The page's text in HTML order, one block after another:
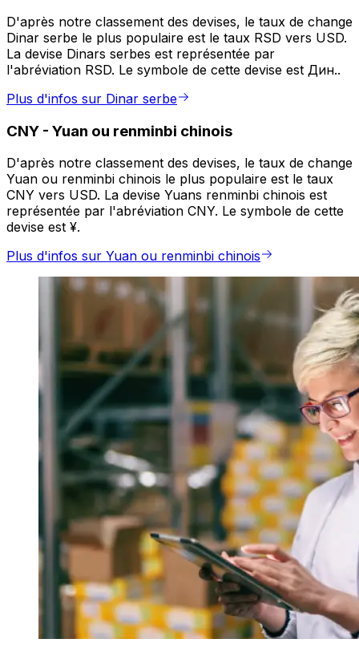
D'après notre classement des devises, le taux de change
Dinar serbe le plus populaire est le taux RSD vers USD.
La devise Dinars serbes est représentée par
l'abréviation RSD. Le symbole de cette devise est Дин..
Plus d'infos sur Dinar serbe
CNY - Yuan ou renminbi chinois
D'après notre classement des devises, le taux de change
Yuan ou renminbi chinois le plus populaire est le taux
CNY vers USD. La devise Yuans renminbi chinois est
représentée par l'abréviation CNY. Le symbole de cette
devise est ¥.
Plus d'infos sur Yuan ou renminbi chinois